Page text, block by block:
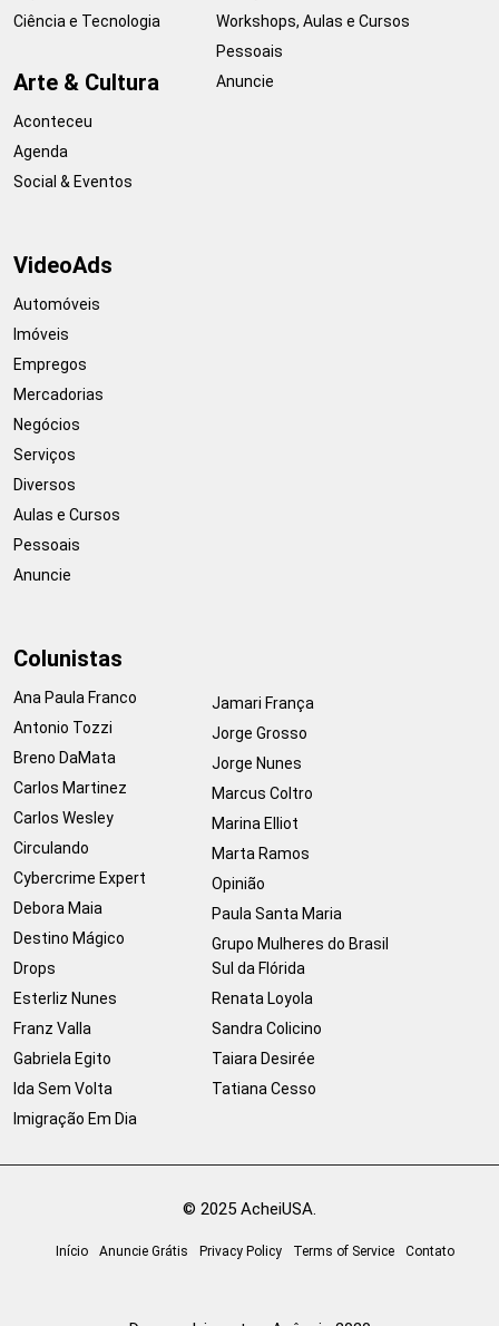
Ciência e Tecnologia
Arte & Cultura
Aconteceu
Agenda
Social & Eventos
Workshops, Aulas e Cursos
Pessoais
Anuncie
VideoAds
Automóveis
Imóveis
Empregos
Mercadorias
Negócios
Serviços
Diversos
Aulas e Cursos
Pessoais
Anuncie
Colunistas
Ana Paula Franco
Antonio Tozzi
Breno DaMata
Carlos Martinez
Carlos Wesley
Circulando
Cybercrime Expert
Debora Maia
Destino Mágico
Drops
Esterliz Nunes
Franz Valla
Gabriela Egito
Ida Sem Volta
Imigração Em Dia
Jamari França
Jorge Grosso
Jorge Nunes
Marcus Coltro
Marina Elliot
Marta Ramos
Opinião
Paula Santa Maria
Grupo Mulheres do Brasil
Sul da Flórida
Renata Loyola
Sandra Colicino
Taiara Desirée
Tatiana Cesso
© 2025 AcheiUSA.
Início Anuncie Grátis Privacy Policy Terms of Service Contato